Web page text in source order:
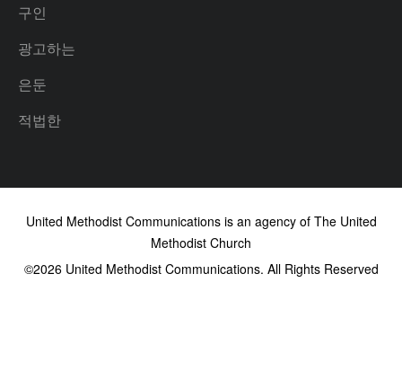
구인
광고하는
은둔
적법한
United Methodist Communications is an agency of The United
Methodist Church
©2026United Methodist Communications. All Rights Reserved